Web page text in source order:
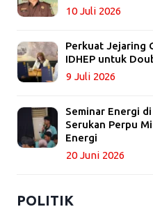
10 Juli 2026
Perkuat Jejaring
IDHEP untuk
9 Juli 2026
Seminar Energi
Serukan Perpu
Energi
20 Juni 2026
POLITIK